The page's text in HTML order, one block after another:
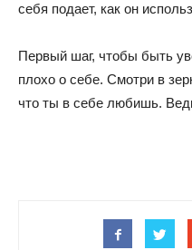
себя подает, как он
Первый шаг, чтобы быть
плохо о себе. Смотри в
что ты в себе любишь.